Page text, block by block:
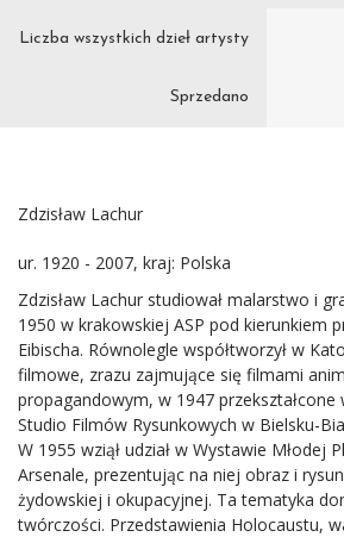
Liczba wszystkich dzieł artysty
Sprzedano
Zdzisław Lachur
ur. 1920 - 2007, kraj: Polska
Zdzisław Lachur studiował malarstwo i
1950 w krakowskiej ASP pod kierunkiem
Eibischa. Równolegle współtworzył w
filmowe, zrazu zajmujące się filmami
propagandowym, w 1947 przekształcone
Studio Filmów Rysunkowych w Bielsku-
W 1955 wziął udział w Wystawie Młodej
Arsenale, prezentując na niej obraz i
żydowskiej i okupacyjnej. Ta tematyka
twórczości. Przedstawienia Holocaustu,